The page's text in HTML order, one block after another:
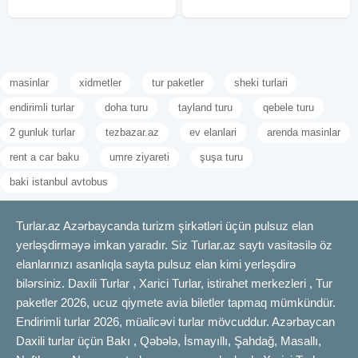
masinlar xidmetler tur paketler sheki turlari
endirimli turlar doha turu tayland turu qebele turu
2 gunluk turlar tezbazar.az ev elanlari arenda masinlar
rent a car baku umre ziyareti şuşa turu
baki istanbul avtobus
Turlar.az Azərbaycanda turizm şirkətləri üçün pulsuz elan
yerləşdirməyə imkan yaradır. Siz Turlar.az saytı vasitəsilə öz
elanlarınızı asanlıqla sayta pulsuz elan kimi yerləşdirə
bilərsiniz. Daxili Turlar , Xarici Turlar, istirahet merkezleri , Tur
paketler 2026, ucuz qiymete avia biletler tapmaq mümkündür.
Endirimli turlar 2026, müalicəvi turlar mövcuddur. Azərbaycan
Daxili turlar üçün Bakı , Qəbələ, İsmayıllı, Şahdağ, Masallı,